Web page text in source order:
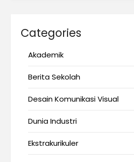
Categories
Akademik
Berita Sekolah
Desain Komunikasi Visual
Dunia Industri
Ekstrakurikuler